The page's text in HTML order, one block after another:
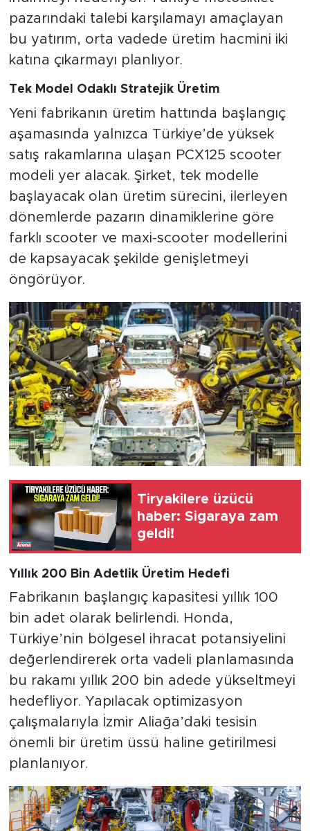
pazarındaki talebi karşılamayı amaçlayan
bu yatırım, orta vadede üretim hacmini iki
katına çıkarmayı planlıyor.
Tek Model Odaklı Stratejik Üretim
Yeni fabrikanın üretim hattında başlangıç
aşamasında yalnızca Türkiye’de yüksek
satış rakamlarına ulaşan PCX125 scooter
modeli yer alacak. Şirket, tek modelle
başlayacak olan üretim sürecini, ilerleyen
dönemlerde pazarın dinamiklerine göre
farklı scooter ve maxi-scooter modellerini
de kapsayacak şekilde genişletmeyi
öngörüyor.
Tiryakilere üzücü
haber: Sigaraya zam
geldi!
Yıllık 200 Bin Adetlik Üretim Hedefi
Fabrikanın başlangıç kapasitesi yıllık 100
bin adet olarak belirlendi. Honda,
Türkiye’nin bölgesel ihracat potansiyelini
değerlendirerek orta vadeli planlamasında
bu rakamı yıllık 200 bin adede yükseltmeyi
hedefliyor. Yapılacak optimizasyon
çalışmalarıyla İzmir Aliağa’daki tesisin
önemli bir üretim üssü haline getirilmesi
planlanıyor.